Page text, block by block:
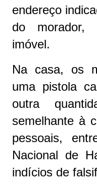
endereço
do morador,
imóvel.
Na casa, os
uma pistola
outra
semelhante à
pessoais,
Nacional de
indícios de